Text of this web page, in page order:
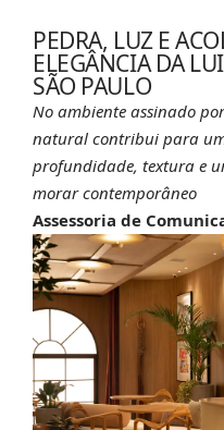
PEDRA, LUZ E
ELEGÂNCIA DA
SÃO PAULO
No ambiente assinado
natural contribui para
profundidade, textura e
morar contemporâneo
Assessoria de